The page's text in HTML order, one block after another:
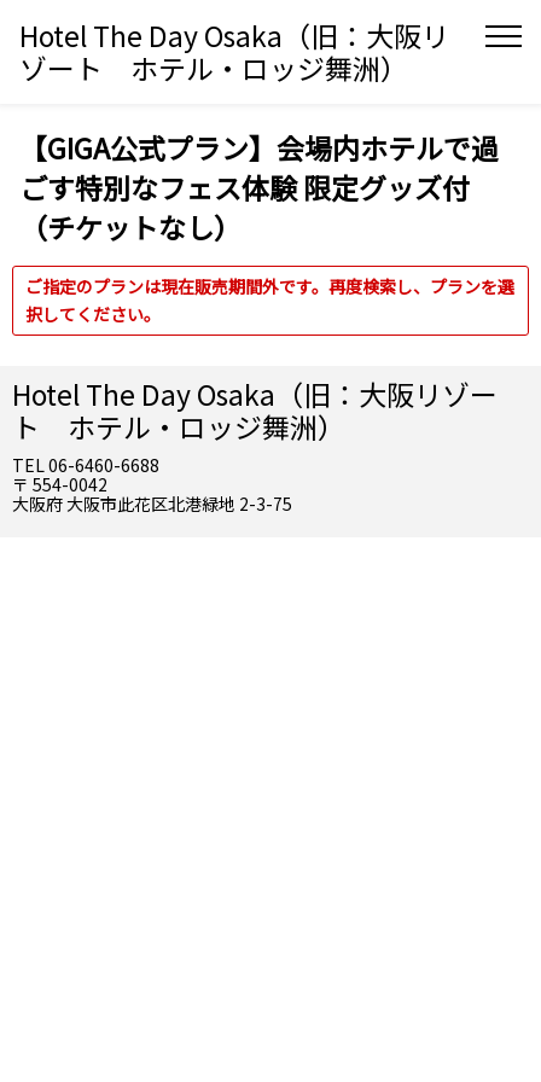
Hotel The Day Osaka（旧：大阪リ
ゾート ホテル・ロッジ舞洲）
【GIGA公式プラン】会場内ホテルで過
ごす特別なフェス体験 限定グッズ付
（チケットなし）
ご指定のプランは現在販売期間外です。再度検索し、プランを選
択してください。
Hotel The Day Osaka（旧：大阪リゾー
ト ホテル・ロッジ舞洲）
TEL 06-6460-6688
〒 554-0042
大阪府 大阪市此花区北港緑地 2-3-75